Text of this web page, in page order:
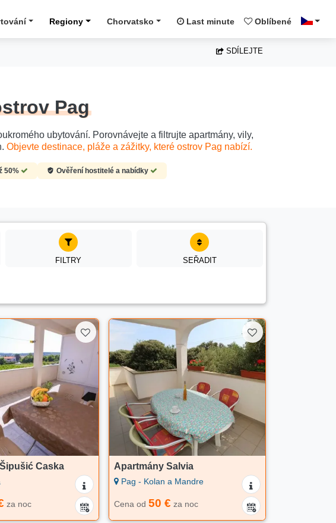
Regiony Chorvatsko Last minute Oblíbené
SDÍLEJTE
Pag
ubytování. Porovnávejte a filtrujte apartmány, vily,
Objevte destinace, pláže a zážitky, které ostrov Pag nabízí.
50% Ověření hostitelé a nabídky
FILTRY SEŘADIT
Caska
za noc
Apartmány Salvia
Pag - Kolan a Mandre
Cena od 50 € za noc